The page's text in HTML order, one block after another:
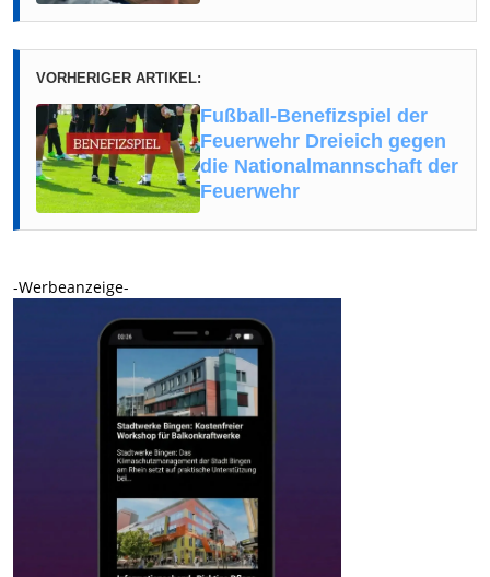
VORHERIGER ARTIKEL:
Fußball-Benefizspiel der
Feuerwehr Dreieich gegen
die Nationalmannschaft der
Feuerwehr
-Werbeanzeige-